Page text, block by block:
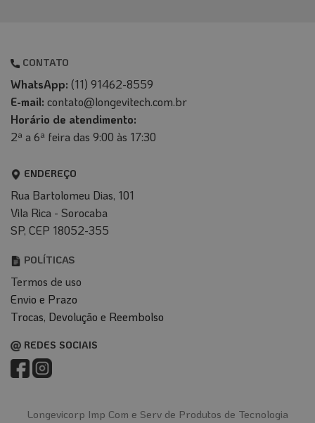
CONTATO
WhatsApp: (11) 91462-8559
E-mail: contato@longevitech.com.br
Horário de atendimento:
2ª a 6ª feira das 9:00 às 17:30
ENDEREÇO
Rua Bartolomeu Dias, 101
Vila Rica - Sorocaba
SP, CEP 18052-355
POLÍTICAS
Termos de uso
Envio e Prazo
Trocas, Devolução e Reembolso
REDES SOCIAIS
Longevicorp Imp Com e Serv de Produtos de Tecnologia